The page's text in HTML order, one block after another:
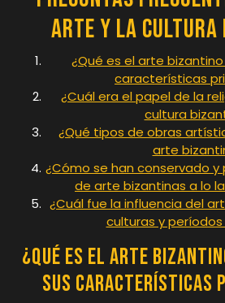
Arte y la Cultura
¿Qué es el arte
características
¿Cuál era el papel de la
cultura
¿Qué tipos de obras
arte
¿Cómo se han conservado y
de arte bizantinas a lo
¿Cuál fue la influencia del
culturas y
¿Qué es el arte
sus características